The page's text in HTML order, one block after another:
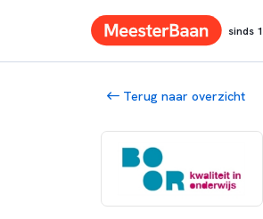
sinds
Terug naar overzicht